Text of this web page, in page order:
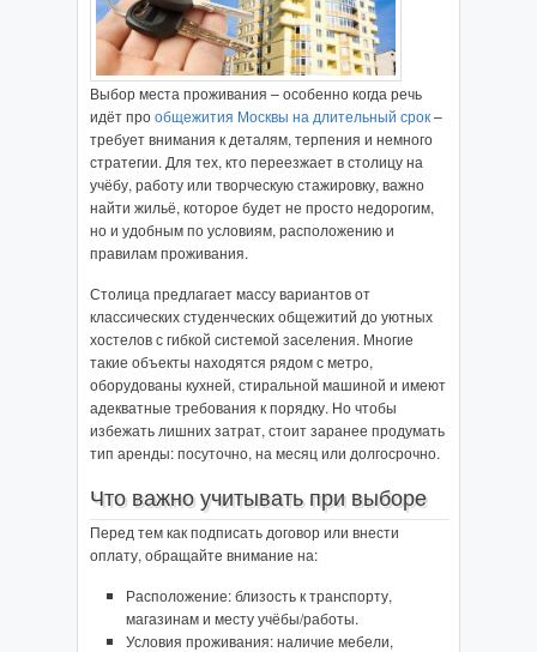
Выбор места проживания – особенно когда речь
идёт прообщежития Москвы на длительный срок–
требует внимания к деталям, терпения и немного
стратегии. Для тех, кто переезжает в столицу на
учёбу, работу или творческую стажировку, важно
найти жильё, которое будет не просто недорогим,
но и удобным по условиям, расположению и
правилам проживания.
Столица предлагает массу вариантов от
классических студенческих общежитий до уютных
хостелов с гибкой системой заселения. Многие
такие объекты находятся рядом с метро,
оборудованы кухней, стиральной машиной и имеют
адекватные требования к порядку. Но чтобы
избежать лишних затрат, стоит заранее продумать
тип аренды: посуточно, на месяц или долгосрочно.
Что важно учитывать при выборе
Перед тем как подписать договор или внести
оплату, обращайте внимание на:
Расположение: близость к транспорту,
магазинам и месту учёбы/работы.
Условия проживания: наличие мебели,